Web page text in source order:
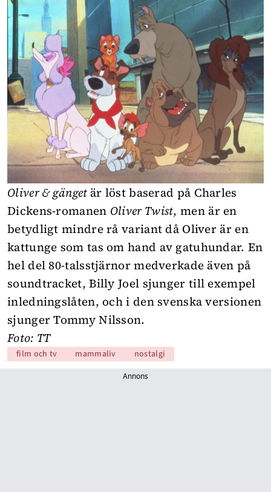
Oliver & gänget är löst baserad på Charles
Dickens-romanen Oliver Twist, men är en
betydligt mindre rå variant då Oliver är en
kattunge som tas om hand av gatuhundar. En
hel del 80-talsstjärnor medverkade även på
soundtracket, Billy Joel sjunger till exempel
inledningslåten, och i den svenska versionen
sjunger Tommy Nilsson.
Foto: TT
film och tv mammaliv nostalgi
Annons